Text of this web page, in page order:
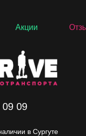
Акции
09
в Сургуте